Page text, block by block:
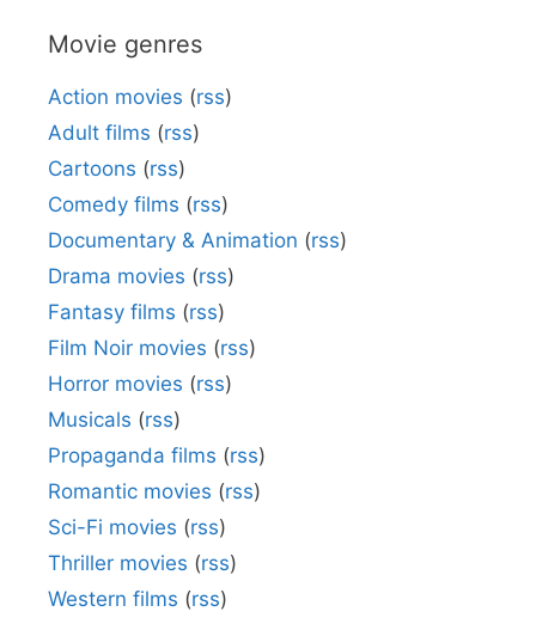
Movie genres
Action movies (rss)
Adult films (rss)
Cartoons (rss)
Comedy films (rss)
Documentary & Animation (rss)
Drama movies (rss)
Fantasy films (rss)
Film Noir movies (rss)
Horror movies (rss)
Musicals (rss)
Propaganda films (rss)
Romantic movies (rss)
Sci-Fi movies (rss)
Thriller movies (rss)
Western films (rss)